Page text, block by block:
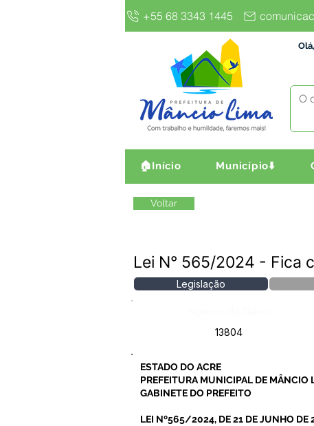
+55 68 3343 1445
🏠Início Município⬇️
Voltar
Lei N° 565/2024 - Fica
Legislação
13804
ESTADO DO ACRE
PREFEITURA MUNICIPAL DE MÂNCIO
GABINETE DO PREFEITO
LEI Nº565/2024, DE 21 DE JUNHO DE